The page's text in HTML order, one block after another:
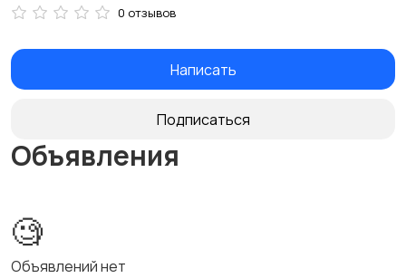
0 отзывов
Написать
Подписаться
Объявления
🧐
Объявлений нет